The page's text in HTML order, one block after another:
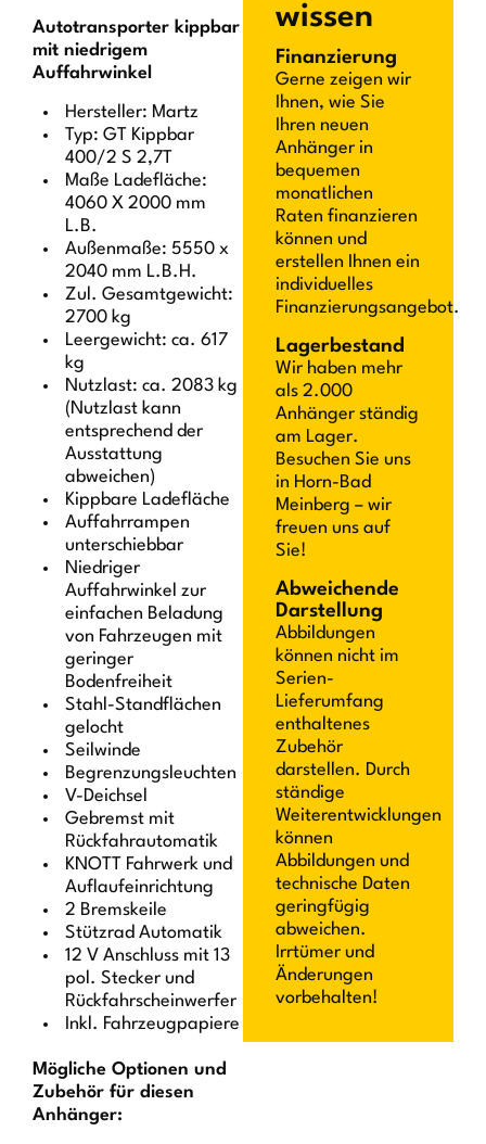
Autotransporter kippbar
mit niedrigem
Auffahrwinkel
Hersteller: Martz
Typ: GT Kippbar
400/2 S 2,7T
Maße Ladefläche:
4060 X 2000 mm
L.B.
Außenmaße: 5550 x
2040 mm L.B.H.
Zul. Gesamtgewicht:
2700 kg
Leergewicht: ca. 617
kg
Nutzlast: ca. 2083 kg
(Nutzlast kann
entsprechend der
Ausstattung
abweichen)
Kippbare Ladefläche
Auffahrrampen
unterschiebbar
Niedriger
Auffahrwinkel zur
einfachen Beladung
von Fahrzeugen mit
geringer
Bodenfreiheit
Stahl-Standflächen
gelocht
Seilwinde
Begrenzungsleuchten
V-Deichsel
Gebremst mit
Rückfahrautomatik
KNOTT Fahrwerk und
Auflaufeinrichtung
2 Bremskeile
Stützrad Automatik
12 V Anschluss mit 13
pol. Stecker und
Rückfahrscheinwerfer
Inkl. Fahrzeugpapiere
Mögliche Optionen und
Zubehör für diesen
Anhänger:
wissen
Finanzierung
Gerne zeigen wir
Ihnen, wie Sie
Ihren neuen
Anhänger in
bequemen
monatlichen
Raten finanzieren
können und
erstellen Ihnen ein
individuelles
Finanzierungsangebot.
Lagerbestand
Wir haben mehr
als 2.000
Anhänger ständig
am Lager.
Besuchen Sie uns
in Horn-Bad
Meinberg – wir
freuen uns auf
Sie!
Abweichende
Darstellung
Abbildungen
können nicht im
Serien-
Lieferumfang
enthaltenes
Zubehör
darstellen. Durch
ständige
Weiterentwicklungen
können
Abbildungen und
technische Daten
geringfügig
abweichen.
Irrtümer und
Änderungen
vorbehalten!